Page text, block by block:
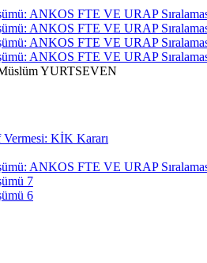
ANKOS FTE VE URAP
ANKOS FTE VE URAP
ANKOS FTE VE URAP
ANKOS FTE VE URAP
YURTSEVEN
Vermesi: KİK Kararı
ANKOS FTE VE URAP
7
6